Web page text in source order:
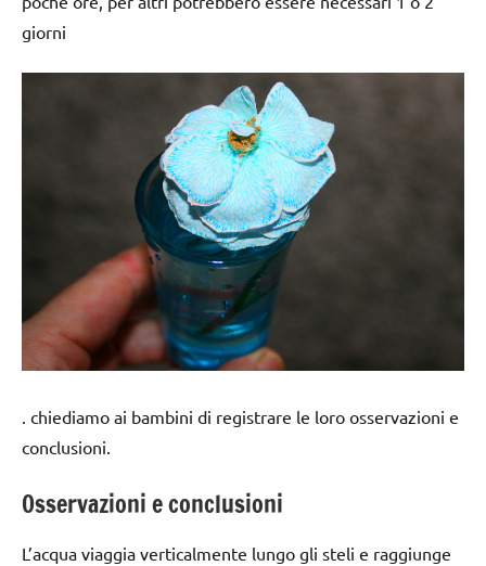
giorni
. chiediamo ai bambini di registrare le loro osservazioni e
conclusioni.
Osservazioni e conclusioni
L’acqua viaggia verticalmente lungo gli steli e raggiunge